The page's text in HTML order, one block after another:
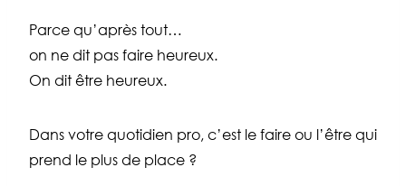
Parce qu’après tout…
on ne dit pas faire heureux.
On dit être heureux.
Dans votre quotidien pro, c’est le faire ou l’être qui
prend le plus de place ?